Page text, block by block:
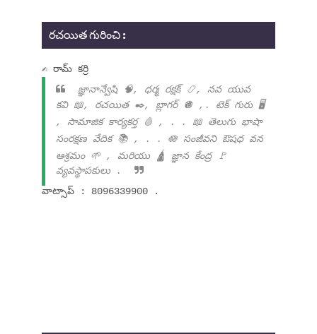
రచయిత గురించి :
✍ రామ్ కర్రి
జ్ఞానాన్వేషి 🧠, ధర్మ రక్షక్ 📿, నవ యువ
కవి 📖, రచయిత ✒️, బ్లాగర్ 🪩 ,. టెక్ గురు 🖥️
, సామాజిక కార్యకర్త 🩸 , . . 📖 తెలుగు భాషా
సంరక్షణ వేదిక 📚 , . . 🪷 సంజీవని ఔషధ వన
ఆశ్రమం 🌱 , మరియు 🛕 జ్ఞాన కేంద్ర 🚩
వ్యవస్థాపకులు .
వాట్సాప్ : 8096339900 .